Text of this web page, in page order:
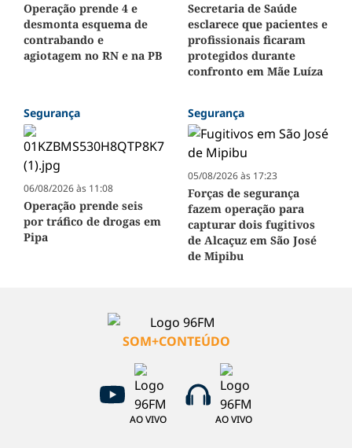
Operação prende 4 e
desmonta esquema de
contrabando e
agiotagem no RN e na PB
Secretaria de Saúde
esclarece que pacientes e
profissionais ficaram
protegidos durante
confronto em Mãe Luíza
Segurança
06/08/2026 às 11:08
Operação prende seis
por tráfico de drogas em
Pipa
Segurança
05/08/2026 às 17:23
Forças de segurança
fazem operação para
capturar dois fugitivos
de Alcaçuz em São José
de Mipibu
SOM+CONTEÚDO
AO VIVO AO VIVO